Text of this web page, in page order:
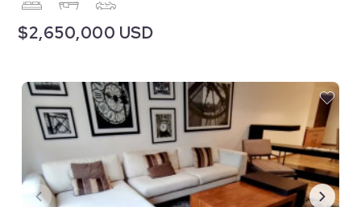
$2,650,000 USD